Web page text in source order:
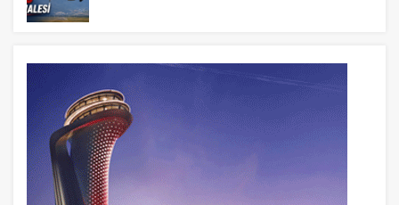
British Airways A380 seferlerini yüzde
28 azaltıyor
19 saat önce
Çiti aştı, bakım uçağına girdi: Uyurken
yakalandı